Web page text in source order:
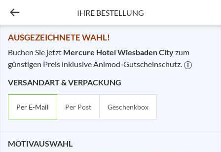
IHRE BESTELLUNG
Ihre Bestellung -
AUSGEZEICHNETE WAHL!
Buchen Sie jetzt Mercure Hotel Wiesbaden Cityzum
günstigen Preis inklusive Animod-Gutscheinschutz.
VERSANDART & VERPACKUNG
Per E-Mail Per Post Geschenkbox
MOTIVAUSWAHL